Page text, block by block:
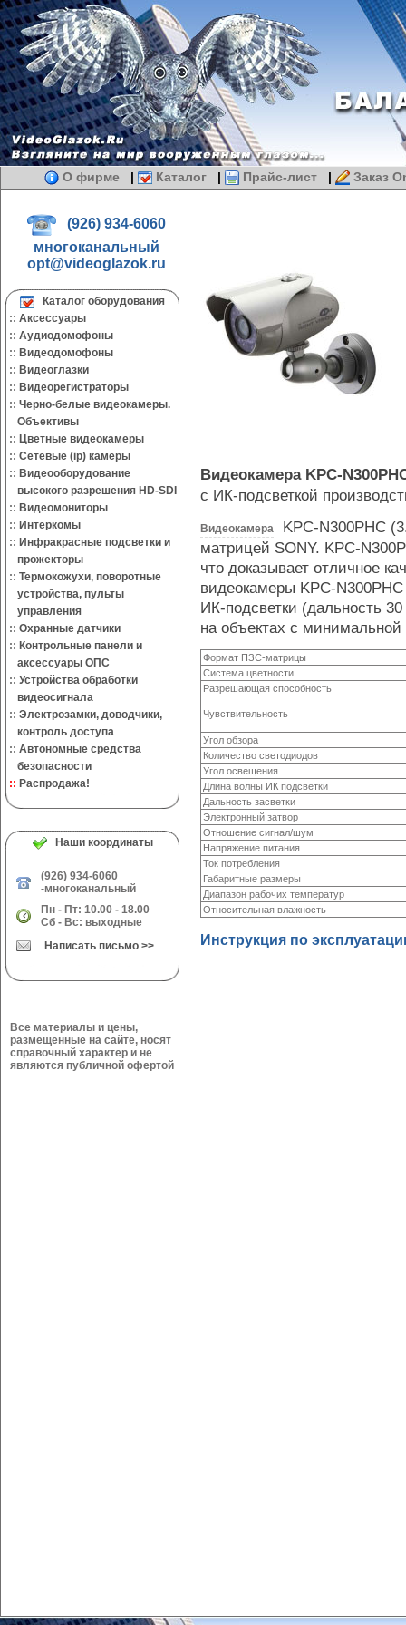
О фирме | Каталог | Прайс-лист | Заказ
(926) 934-6060
многоканальный
opt@videoglazok.ru
Каталог оборудования
:: Аксессуары
:: Аудиодомофоны
:: Видеодомофоны
:: Видеоглазки
:: Видеорегистраторы
:: Черно-белые видеокамеры.
Объективы
:: Цветные видеокамеры
:: Сетевые (ip) камеры
:: Видеооборудование
высокого разрешения HD-SDI
:: Видеомониторы
:: Интеркомы
:: Инфракрасные подсветки и
прожекторы
:: Термокожухи, поворотные
устройства, пульты
управления
:: Охранные датчики
:: Контрольные панели и
аксессуары ОПС
:: Устройства обработки
видеосигнала
:: Электрозамки, доводчики,
контроль доступа
:: Автономные средства
безопасности
:: Распродажа!
Наши координаты
(926) 934-6060
-многоканальный
Пн - Пт: 10.00 - 18.00
Сб - Вс: выходные
Написать письмо >>
Все материалы и цены,
размещенные на сайте, носят
справочный характер и не
являются публичной офертой
Видеокамера KPC-
с ИК-подсветкой
Видеокамера
KPC-N300PHC
матрицей SONY. KPC-
что доказывает отличное
видеокамеры KPC-
ИК-подсветки (дальность
на объектах с
Формат ПЗС-матрицы
Система цветности
Разрешающая способность
Чувствительность
Угол обзора
Количество светодиодов
Угол освещения
Длина волны ИК подсветки
Дальность засветки
Электронный затвор
Отношение сигнал/шум
Напряжение питания
Ток потребления
Габаритные размеры
Диапазон рабочих температур
Относительная влажность
Инструкция по